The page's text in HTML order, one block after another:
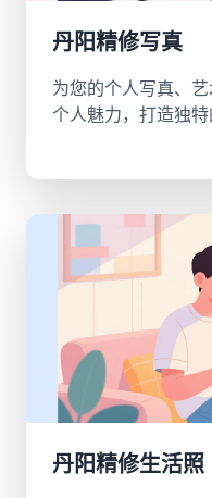
丹阳精修写真
为您的个人写真、
个人魅力，打造独特
丹阳精修生活照